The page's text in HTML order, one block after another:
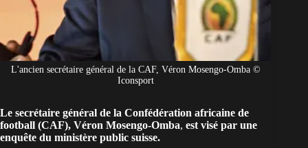
L'ancien secrétaire général de la CAF, Véron Mosengo-Omba ©
Iconsport
Le secrétaire général de la Confédération africaine de
football (CAF), Véron Mosengo-Omba, est visé par une
enquête du ministère public suisse.